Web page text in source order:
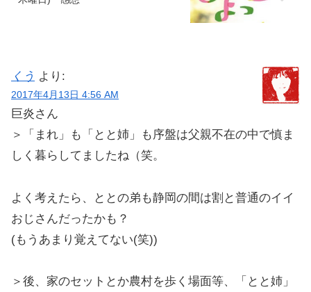
くう より:
2017年4月13日 4:56 AM
巨炎さん
＞「まれ」も「とと姉」も序盤は父親不在の中で慎ま
しく暮らしてましたね（笑。
よく考えたら、ととの弟も静岡の間は割と普通のイイ
おじさんだったかも？
(もうあまり覚えてない(笑))
＞後、家のセットとか農村を歩く場面等、「とと姉」